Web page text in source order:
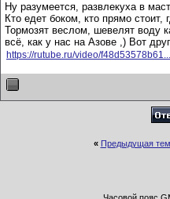
Ну разумеется, развлекуха в
Кто едет боком, кто прямо стоит,
Тормозят веслом, шевелят воду
всё, как у нас на Азове ,) Вот
https://rutube.ru/video/
« Предыдущая